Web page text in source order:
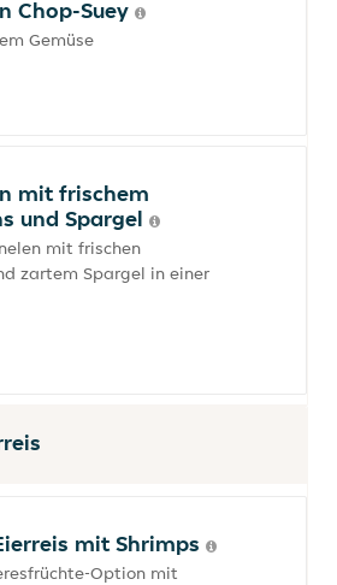
Chop-Suey
Gemüse
mit frischem
und Spargel
mit frischen
zartem Spargel in einer
mit Shrimps
Option mit